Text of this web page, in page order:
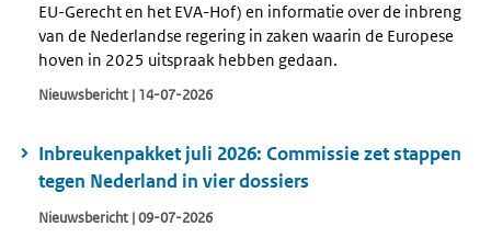
EU-Gerecht en het EVA-Hof) en informatie over de inbreng
van de Nederlandse regering in zaken waarin de Europese
hoven in 2025 uitspraak hebben gedaan.
Nieuwsbericht | 14-07-2026
Inbreukenpakket juli 2026: Commissie zet stappen
tegen Nederland in vier dossiers
Nieuwsbericht | 09-07-2026